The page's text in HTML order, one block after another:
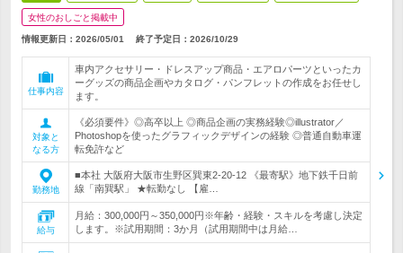
女性のおしごと掲載中
情報更新日：2026/05/01 終了予定日： 2026/10/29
仕事内容
車内アクセサリー・ドレスアップ商品・エアロパーツといったカ
ーグッズの商品企画やカタログ・パンフレットの作成をお任せし
ます。
対象と
なる方
《必須要件》◎高卒以上 ◎商品企画の実務経験◎illustrator／
Photoshopを使ったグラフィックデザインの経験 ◎普通自動車運
転免許など
勤務地
■本社 大阪府大阪市生野区巽東2-20-12 《最寄駅》地下鉄千日前
線「南巽駅」 ★転勤なし 【雇…
給与
月給：300,000円～350,000円※年齢・経験・スキルを考慮し決定
します。※試用期間：3か月（試用期間中は月給…